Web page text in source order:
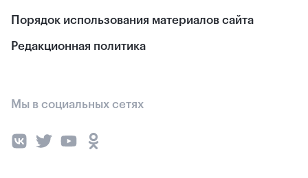
Порядок использования материалов сайта
Редакционная политика
Мы в социальных сетях